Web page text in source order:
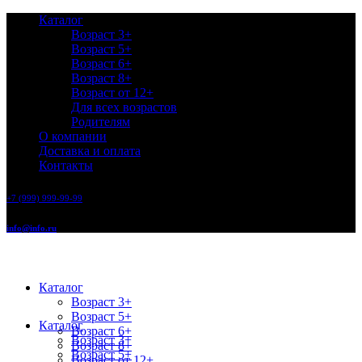
Каталог
Возраст 3+
Возраст 5+
Возраст 6+
Возраст 8+
Возраст от 12+
Для всех возрастов
Родителям
О компании
Доставка и оплата
Контакты
+7 (999) 999-99-99
info@info.ru
Каталог
Возраст 3+
Возраст 5+
Возраст 6+
Возраст 8+
Каталог
Возраст 3+
Возраст 5+